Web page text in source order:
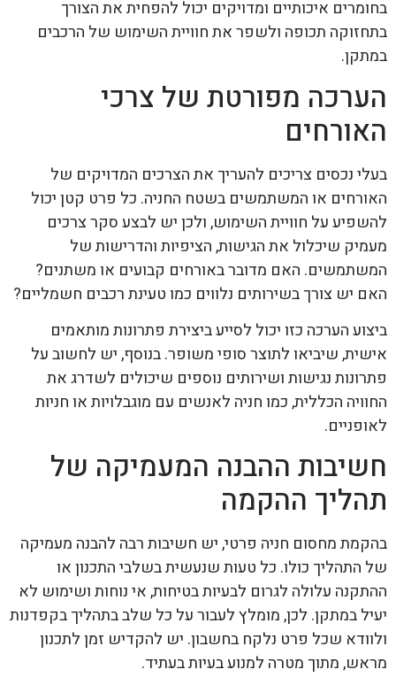
בחומרים איכותיים ומדויקים יכול להפחית את הצורך
בתחזוקה תכופה ולשפר את חוויית השימוש של הרכבים
במתקן.
הערכה מפורטת של צרכי
האורחים
בעלי נכסים צריכים להעריך את הצרכים המדויקים של
האורחים או המשתמשים בשטח החניה. כל פרט קטן יכול
להשפיע על חוויית השימוש, ולכן יש לבצע סקר צרכים
מעמיק שיכלול את הגישות, הציפיות והדרישות של
המשתמשים. האם מדובר באורחים קבועים או משתנים?
האם יש צורך בשירותים נלווים כמו טעינת רכבים חשמליים?
ביצוע הערכה כזו יכול לסייע ביצירת פתרונות מותאמים
אישית, שיביאו לתוצר סופי משופר. בנוסף, יש לחשוב על
פתרונות נגישות ושירותים נוספים שיכולים לשדרג את
החוויה הכללית, כמו חניה לאנשים עם מוגבלויות או חניות
לאופניים.
חשיבות ההבנה המעמיקה של
תהליך ההקמה
בהקמת מחסום חניה פרטי, יש חשיבות רבה להבנה מעמיקה
של התהליך כולו. כל טעות שנעשית בשלבי התכנון או
ההתקנה עלולה לגרום לבעיות בטיחות, אי נוחות ושימוש לא
יעיל במתקן. לכן, מומלץ לעבור על כל שלב בתהליך בקפדנות
ולוודא שכל פרט נלקח בחשבון. יש להקדיש זמן לתכנון
מראש, מתוך מטרה למנוע בעיות בעתיד.